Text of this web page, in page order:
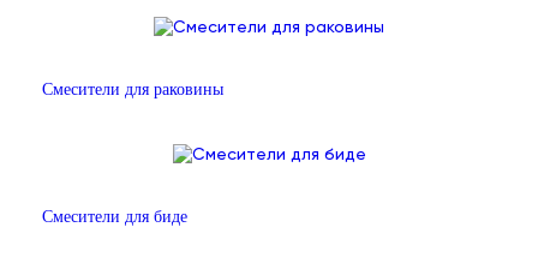
Смесители для раковины
Смесители для биде